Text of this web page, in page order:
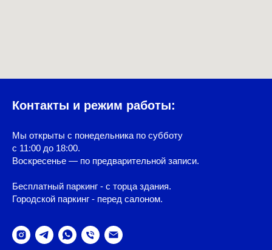
Контакты и режим работы:
Мы открыты с понедельника по субботу
с 11:00 до 18:00.
Воскресенье — по предварительной записи.
Бесплатный паркинг - с торца здания.
Городской паркинг - перед салоном.